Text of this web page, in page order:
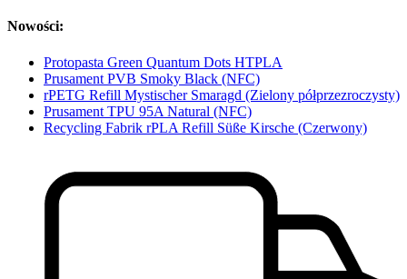
Nowości:
Protopasta Green Quantum Dots HTPLA
Prusament PVB Smoky Black (NFC)
rPETG Refill Mystischer Smaragd (Zielony półprzezroczysty)
Prusament TPU 95A Natural (NFC)
Recycling Fabrik rPLA Refill Süße Kirsche (Czerwony)